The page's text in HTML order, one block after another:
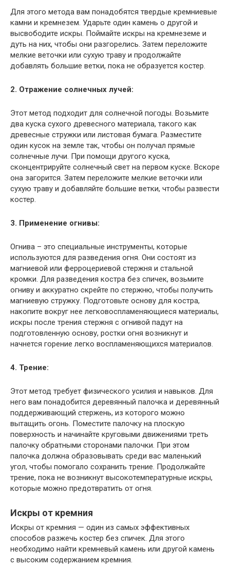
Для этого метода вам понадобятся твердые кремниевые
камни и кремнезем. Ударьте один камень о другой и
высвободите искры. Поймайте искры на кремнеземе и
дуть на них, чтобы они разгорелись. Затем переложите
мелкие веточки или сухую траву и продолжайте
добавлять большие ветки, пока не образуется костер.
2. Отражение солнечных лучей:
Этот метод подходит для солнечной погоды. Возьмите
два куска сухого древесного материала, такого как
древесные стружки или листовая бумага. Разместите
один кусок на земле так, чтобы он получал прямые
солнечные лучи. При помощи другого куска,
сконцентрируйте солнечный свет на первом куске. Вскоре
она загорится. Затем переложите мелкие веточки или
сухую траву и добавляйте большие ветки, чтобы развести
костер.
3. Применение огнивы:
Огнива – это специальные инструменты, которые
используются для разведения огня. Они состоят из
магниевой или ферроцериевой стержня и стальной
кромки. Для разведения костра без спичек, возьмите
огниву и аккуратно скрейте по стержню, чтобы получить
магниевую стружку. Подготовьте основу для костра,
накопите вокруг нее легковоспламеняющиеся материалы,
искры после трения стержня с огнивой падут на
подготовленную основу, ростки огня возникнут и
начнется горение легко воспламеняющихся материалов.
4. Трение:
Этот метод требует физического усилия и навыков. Для
него вам понадобится деревянный палочка и деревянный
поддерживающий стержень, из которого можно
вытащить огонь. Поместите палочку на плоскую
поверхность и начинайте круговыми движениями треть
палочку обратными сторонами палочки. При этом
палочка должна образовывать среди вас маленький
угол, чтобы помогало сохранить трение. Продолжайте
трение, пока не возникнут высокотемпературные искры,
которые можно предотвратить от огня.
Искры от кремния
Искры от кремния — один из самых эффективных
способов разжечь костер без спичек. Для этого
необходимо найти кремневый камень или другой камень
с высоким содержанием кремния.